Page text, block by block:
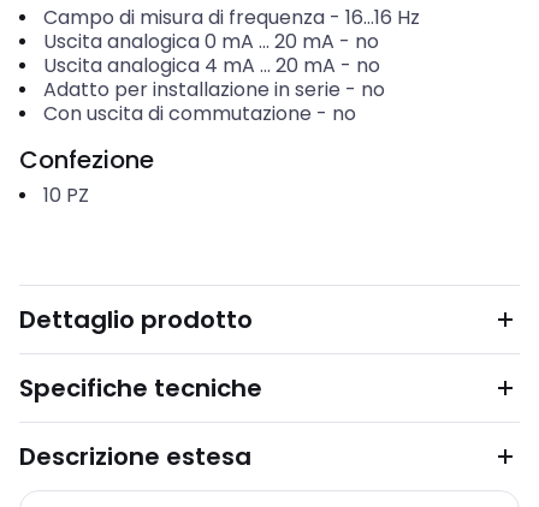
Campo di misura di frequenza- 16...16 Hz
Uscita analogica 0 mA ... 20 mA - no
Uscita analogica 4 mA ... 20 mA - no
Adatto per installazione in serie - no
Con uscita di commutazione - no
Confezione
10 PZ
Dettaglio prodotto
Specifiche tecniche
Descrizione estesa